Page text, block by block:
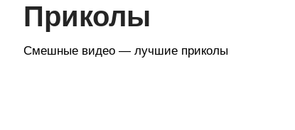
Приколы
Смешные видео — лучшие приколы